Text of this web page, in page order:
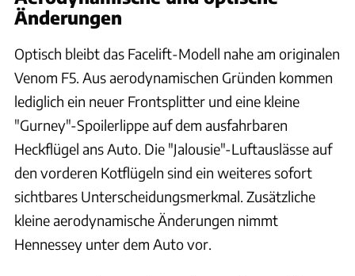
Änderungen
Optisch bleibt das Facelift-Modell nahe am originalen
Venom F5. Aus aerodynamischen Gründen kommen
lediglich ein neuer Frontsplitter und eine kleine
"Gurney"-Spoilerlippe auf dem ausfahrbaren
Heckflügel ans Auto. Die "Jalousie"-Luftauslässe auf
den vorderen Kotflügeln sind ein weiteres sofort
sichtbares Unterscheidungsmerkmal. Zusätzliche
kleine aerodynamische Änderungen nimmt
Hennessey unter dem Auto vor.